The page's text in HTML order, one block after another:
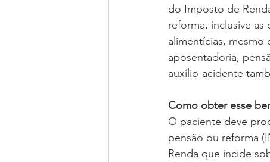
do Imposto de
reforma, inclusive
alimentícias, mesmo
aposentadoria,
auxílio-acidente
Como obter esse
O paciente deve
pensão ou reforma
Renda que incide